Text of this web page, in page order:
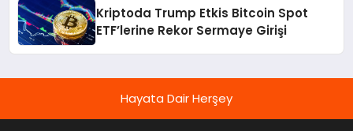
Kriptoda Trump Etkis Bitcoin Spot
ETF’lerine Rekor Sermaye Girişi
Hayata Dair Herşey